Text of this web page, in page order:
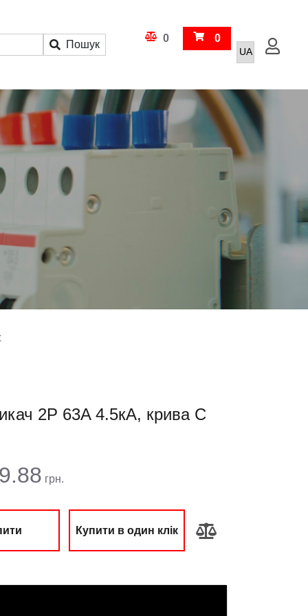
Пошук
Порівняння
0 Кошик
0
Увійти
2Р 63A 4.5кА, крива C
грн.
Купити в один клік